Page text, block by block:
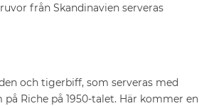
från Skandinavien serveras
och tigerbiff, som serveras med
Riche på 1950-talet. Här kommer en